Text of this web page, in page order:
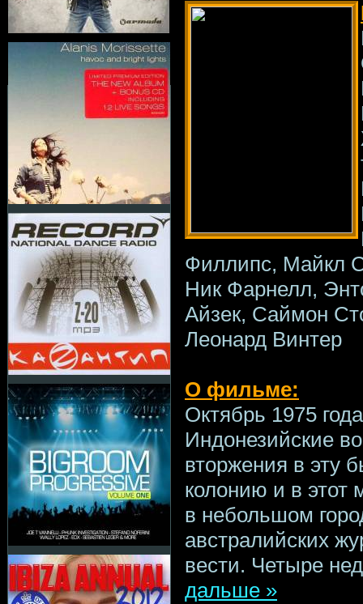
Филлипс, Майкл
Ник Фарнелл,
Айзек, Саймон
Леонард Винтер
О фильме:
Октябрь 1975
Индонезийские
вторжения в эту
колонию и в этот
в небольшом
австралийских
вести. Четыре
дальше »